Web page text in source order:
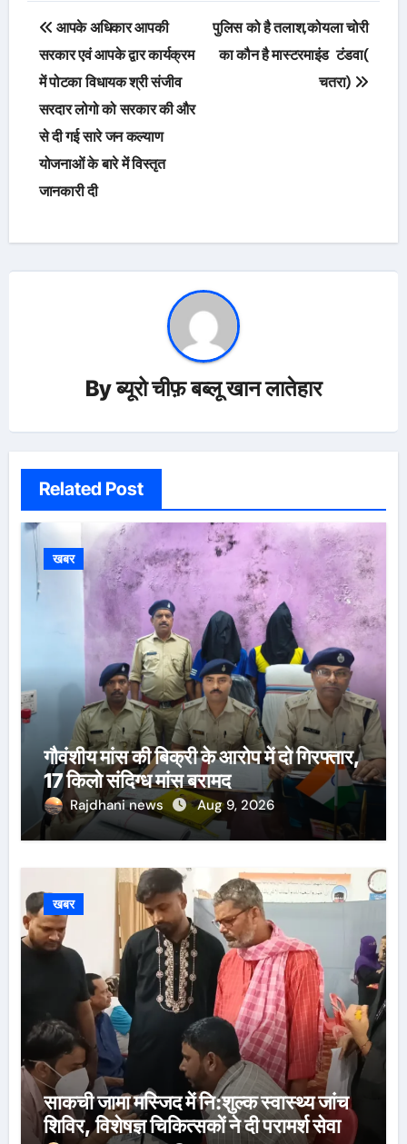
Post
navigation
आपके अधिकार आपकी
सरकार एवं आपके द्वार कार्यक्रम
में पोटका विधायक श्री संजीव
सरदार लोगो को सरकार की और
से दी गई सारे जन कल्याण
योजनाओं के बारे में विस्तृत
जानकारी दी
पुलिस को है तलाश,कोयला चोरी
का कौन है मास्टरमाइंड टंडवा(
चतरा)
Byब्यूरो चीफ़ बब्लू खान लातेहार
Related Post
खबर
गौवंशीय मांस की बिक्री के आरोप में दो गिरफ्तार,
17 किलो संदिग्ध मांस बरामद
Rajdhani news Aug 9, 2026
खबर
साकची जामा मस्जिद में नि:शुल्क स्वास्थ्य जांच
शिविर, विशेषज्ञ चिकित्सकों ने दी परामर्श सेवा